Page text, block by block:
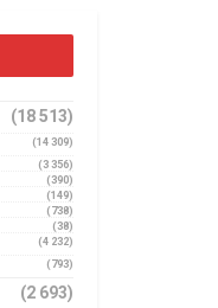
(18 513)
(14 309)
(3 356)
(390)
(149)
(738)
(38)
(4 232)
(793)
(2 693)